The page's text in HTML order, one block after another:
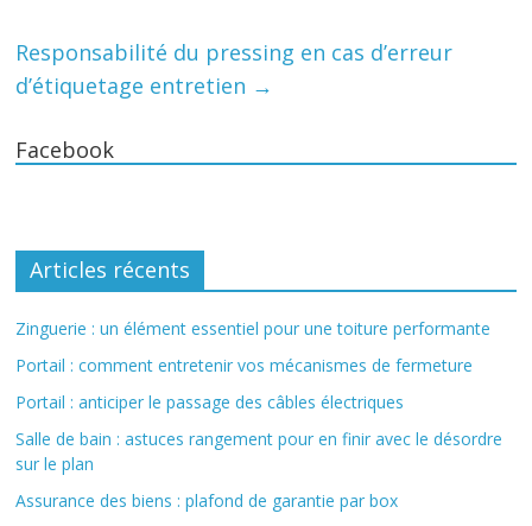
Responsabilité du pressing en cas d’erreur
d’étiquetage entretien →
Facebook
Articles récents
Zinguerie : un élément essentiel pour une toiture performante
Portail : comment entretenir vos mécanismes de fermeture
Portail : anticiper le passage des câbles électriques
Salle de bain : astuces rangement pour en finir avec le désordre
sur le plan
Assurance des biens : plafond de garantie par box